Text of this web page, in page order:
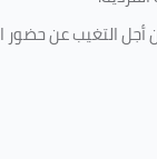
التغيب عن حضور